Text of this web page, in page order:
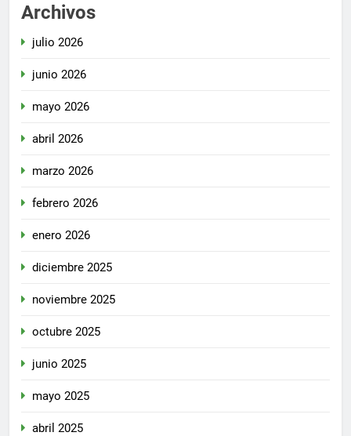
Archivos
julio 2026
junio 2026
mayo 2026
abril 2026
marzo 2026
febrero 2026
enero 2026
diciembre 2025
noviembre 2025
octubre 2025
junio 2025
mayo 2025
abril 2025